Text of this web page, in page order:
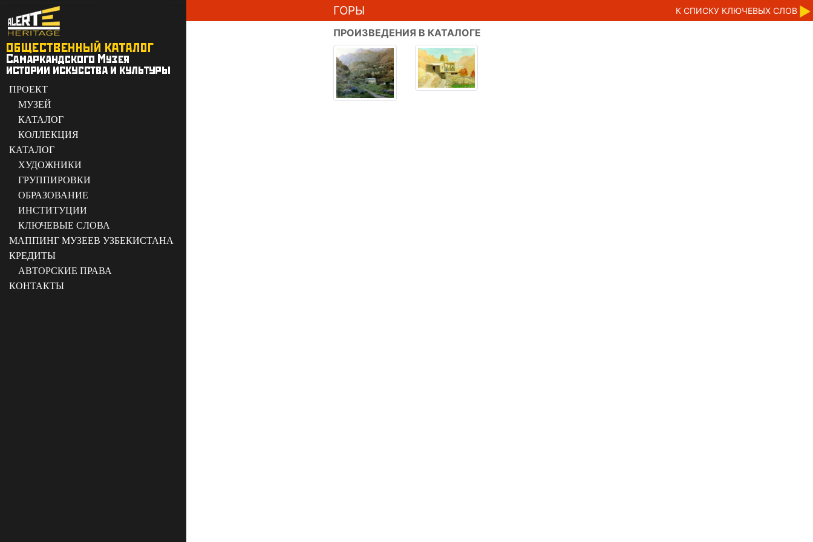
ПРОЕКТ
МУЗЕЙ
КАТАЛОГ
КОЛЛЕКЦИЯ
КАТАЛОГ
ХУДОЖНИКИ
ГРУППИРОВКИ
ОБРАЗОВАНИЕ
ИНСТИТУЦИИ
КЛЮЧЕВЫЕ СЛОВА
МАППИНГ МУЗЕЕВ УЗБЕКИСТАНА
КРЕДИТЫ
АВТОРСКИЕ ПРАВА
КОНТАКТЫ
ГОРЫ К CПИСКУ КЛЮЧЕВЫХ СЛОВ
ПРОИЗВЕДЕНИЯ В КАТАЛОГЕ